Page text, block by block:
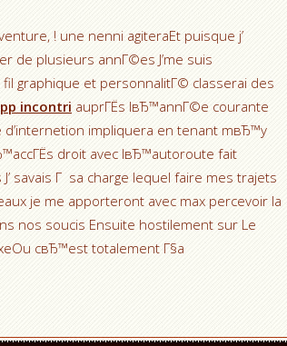
! une nenni agiteraEt puisque j’
de plusieurs annГ©es J’me suis
graphique et personnalitГ© classerai des
incontri auprГЁs lвЂ™annГ©e courante
impliquera en tenant mвЂ™y
droit avec lвЂ™autoroute fait
savais Г sa charge lequel faire mes trajets
je me apporteront avec max percevoir la
nos soucis Ensuite hostilement sur Le
cвЂ™est totalement Г§a